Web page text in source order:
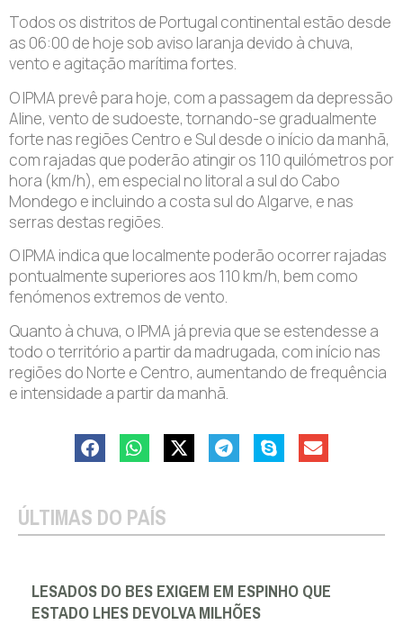
Todos os distritos de Portugal continental estão desde
as 06:00 de hoje sob aviso laranja devido à chuva,
vento e agitação marítima fortes.
O IPMA prevê para hoje, com a passagem da depressão
Aline, vento de sudoeste, tornando-se gradualmente
forte nas regiões Centro e Sul desde o início da manhã,
com rajadas que poderão atingir os 110 quilómetros por
hora (km/h), em especial no litoral a sul do Cabo
Mondego e incluindo a costa sul do Algarve, e nas
serras destas regiões.
O IPMA indica que localmente poderão ocorrer rajadas
pontualmente superiores aos 110 km/h, bem como
fenómenos extremos de vento.
Quanto à chuva, o IPMA já previa que se estendesse a
todo o território a partir da madrugada, com início nas
regiões do Norte e Centro, aumentando de frequência
e intensidade a partir da manhã.
ÚLTIMAS DO PAÍS
LESADOS DO BES EXIGEM EM ESPINHO QUE
ESTADO LHES DEVOLVA MILHÕES